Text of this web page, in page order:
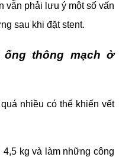
vẫn phải lưu ý một số vấn
sau khi đặt stent.
thông mạch ở
nhiều có thể khiến vết
kg và làm những công